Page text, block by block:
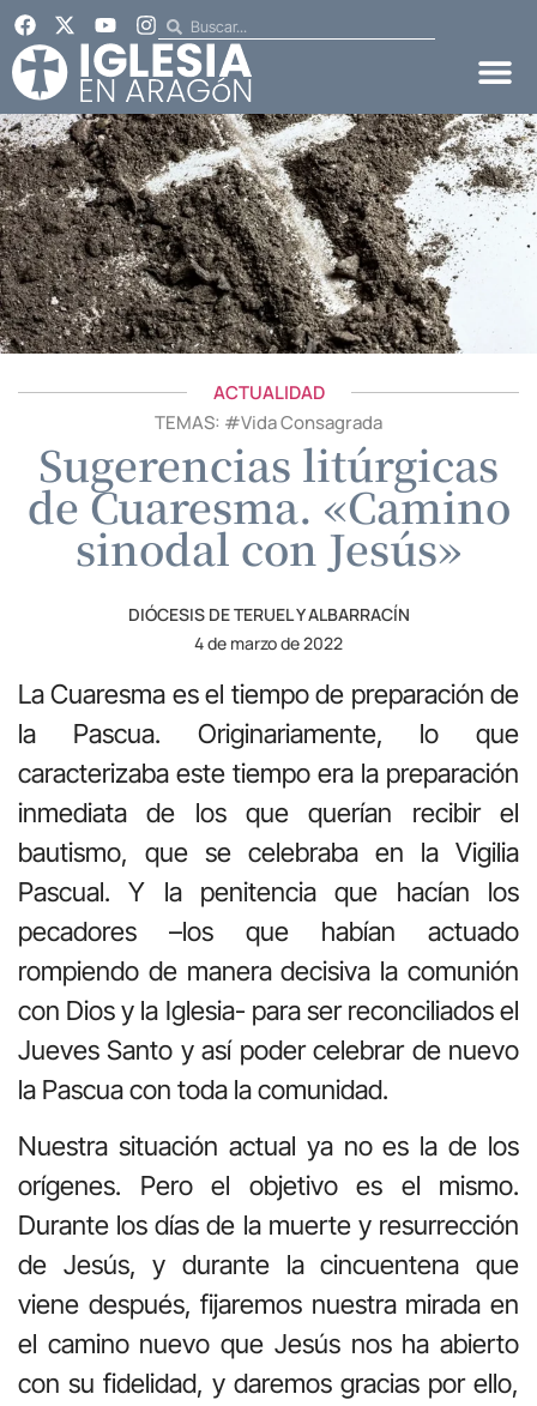
ACTUALIDAD
TEMAS: #Vida Consagrada
Sugerencias litúrgicas
de Cuaresma. «Camino
sinodal con Jesús»
DIÓCESIS DE TERUEL Y ALBARRACÍN
4 de marzo de 2022
La Cuaresma es el tiempo de preparación de
la Pascua. Originariamente, lo que
caracterizaba este tiempo era la preparación
inmediata de los que querían recibir el
bautismo, que se celebraba en la Vigilia
Pascual. Y la penitencia que hacían los
pecadores –los que habían actuado
rompiendo de manera decisiva la comunión
con Dios y la Iglesia- para ser reconciliados el
Jueves Santo y así poder celebrar de nuevo
la Pascua con toda la comunidad.
Nuestra situación actual ya no es la de los
orígenes. Pero el objetivo es el mismo.
Durante los días de la muerte y resurrección
de Jesús, y durante la cincuentena que
viene después, fijaremos nuestra mirada en
el camino nuevo que Jesús nos ha abierto
con su fidelidad, y daremos gracias por ello,